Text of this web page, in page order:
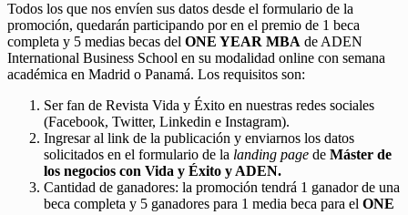
Todos los que nos envíen sus datos desde el formulario de la
promoción, quedarán participando por en el premio de 1 beca
completa y 5 medias becas del ONE YEAR MBA de ADEN
International Business School en su modalidad online con semana
académica en Madrid o Panamá. Los requisitos son:
Ser fan de Revista Vida y Éxito en nuestras redes sociales
(Facebook, Twitter, Linkedin e Instagram).
Ingresar al link de la publicación y enviarnos los datos
solicitados en el formulario de la landing page de Máster de
los negocios con Vida y Éxito y ADEN.
Cantidad de ganadores: la promoción tendrá 1 ganador de una
beca completa y 5 ganadores para 1 media beca para el ONE